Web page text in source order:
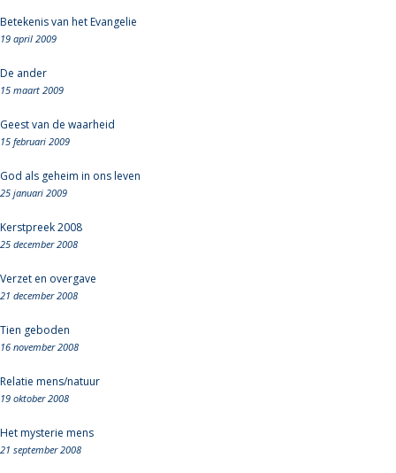
Betekenis van het Evangelie
19 april 2009
De ander
15 maart 2009
Geest van de waarheid
15 februari 2009
God als geheim in ons leven
25 januari 2009
Kerstpreek 2008
25 december 2008
Verzet en overgave
21 december 2008
Tien geboden
16 november 2008
Relatie mens/natuur
19 oktober 2008
Het mysterie mens
21 september 2008